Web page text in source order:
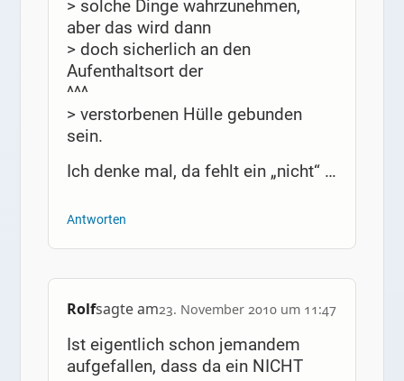
> solche Dinge wahrzunehmen,
aber das wird dann
> doch sicherlich an den
Aufenthaltsort der
^^^
> verstorbenen Hülle gebunden
sein.
Ich denke mal, da fehlt ein „nicht“ …
Antworten
Rolfsagte am23. November 2010 um 11:47
Ist eigentlich schon jemandem
aufgefallen, dass da ein NICHT